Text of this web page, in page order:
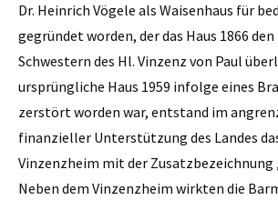
Dr. Heinrich Vögele als Waisenhaus für
gegründet worden, der das Haus 1866
Schwestern des Hl. Vinzenz von Paul
ursprüngliche Haus 1959 infolge eines
zerstört worden war, entstand im
finanzieller Unterstützung des Landes
Vinzenzheim mit der Zusatzbezeichnung
Neben dem Vinzenzheim wirkten die